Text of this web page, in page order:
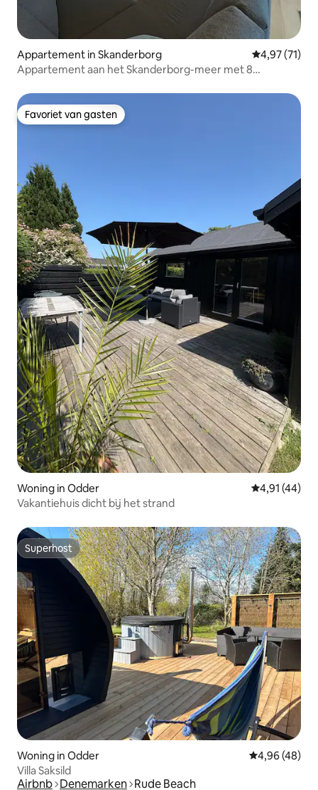
Appartement in Skanderborg Gemiddelde
4,97 (71)
Appartement aan het Skanderborg-meer met 8
Favoriet van gasten
Favoriet van gasten
Woning in Odder Gemiddelde
4,91 (44)
Vakantiehuis dicht bij het strand
Superhost
Superhost
Woning in Odder Gemiddelde
4,96 (48)
Villa Saksild
Airbnb Denemarken Rude Beach